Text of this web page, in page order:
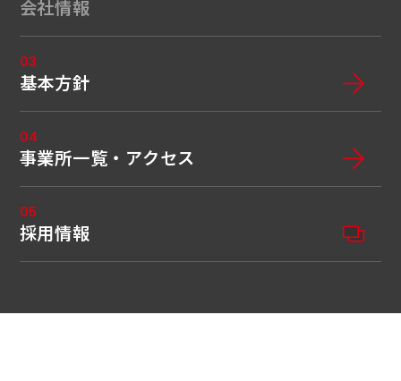
会社情報
03
基本方針
04
事業所一覧・アクセス
05
採用情報